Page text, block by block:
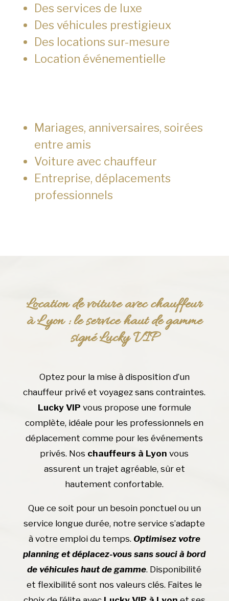
Des services de luxe
Des véhicules prestigieux
Des locations sur-mesure
Location événementielle
Mariages, anniversaires, soirées
entre amis
Voiture avec chauffeur
Entreprise, déplacements
professionnels
Location de voiture avec chauffeur
à Lyon : le service haut de gamme
signé Lucky VIP
Optez pour la mise à disposition d’un
chauffeur privé et voyagez sans contraintes.
Lucky VIP vous propose une formule
complète, idéale pour les professionnels en
déplacement comme pour les événements
privés. Nos chauffeurs à Lyon vous
assurent un trajet agréable, sûr et
hautement confortable.
Que ce soit pour un besoin ponctuel ou un
service longue durée, notre service s’adapte
à votre emploi du temps. Optimisez votre
planning et déplacez-vous sans souci à bord
de véhicules haut de gamme. Disponibilité
et flexibilité sont nos valeurs clés. Faites le